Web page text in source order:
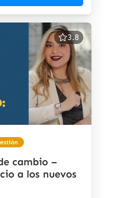
3.8
cambio –
a los nuevos